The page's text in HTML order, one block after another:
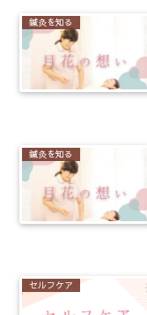
鍼灸を知る
鍼灸を知る
セルフケア